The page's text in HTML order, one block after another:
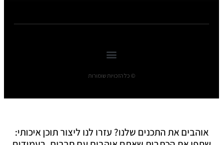
© כל הזכויות שומורות
אוהבים את התכנים שלנו? עזרו לנו ליצור תוכן איכותי: